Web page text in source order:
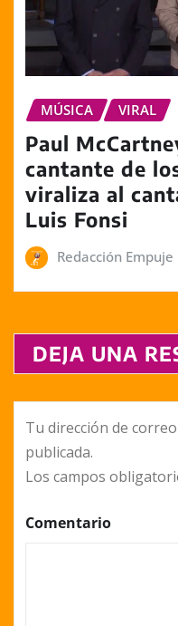
MÚSICA VIRAL
Paul
cantante de
viraliza al
Luis Fonsi
Redacción
DEJA UNA
Tu dirección de
publicada.
Los campos
Comentario